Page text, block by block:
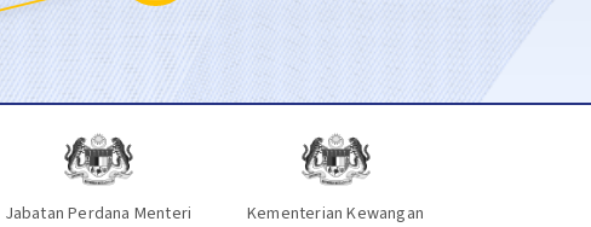
Jabatan Perdana Menteri Kementerian Kewangan